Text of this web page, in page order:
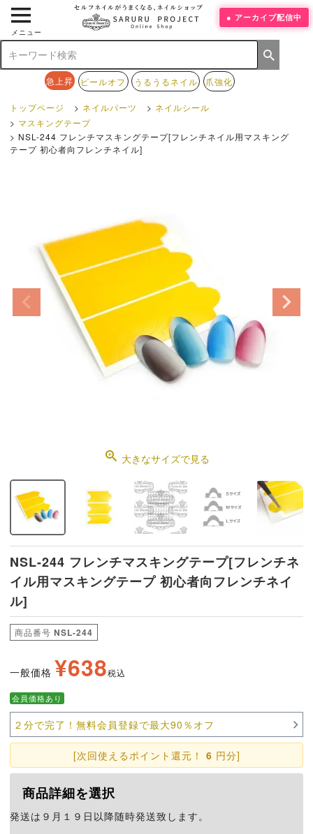
メニュー
急上昇 ピールオフ うるうるネイル 爪強化
アーカイブ配信中
トップページ ネイルパーツ
ネイルシール
マスキングテープ
NSL-244 フレンチマスキングテープ[フレンチネイル用マスキング
テープ 初心者向フレンチネイル]
大きなサイズで見る
NSL-244 フレンチマスキングテープ[フレンチネ
イル用マスキングテープ 初心者向フレンチネイ
ル]
商品番号 NSL-244
一般価格 ¥638税込
会員価格あり
２分で完了！無料会員登録で最大90％オフ
[次回使えるポイント還元！ 6 円分]
商品詳細を選択
発送は９月１９日以降随時発送致します。